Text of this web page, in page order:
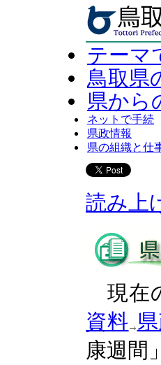
テーマ
鳥取県
県から
ネットで手続
県政情報
県の組織と仕
読み上
現在
資料
康週間